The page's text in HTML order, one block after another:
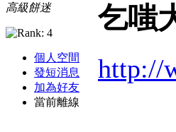
高級餅迷
個人空間
發短消息
加為好友
當前離線
乞嗤
http://